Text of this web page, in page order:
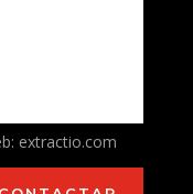
extractio.com